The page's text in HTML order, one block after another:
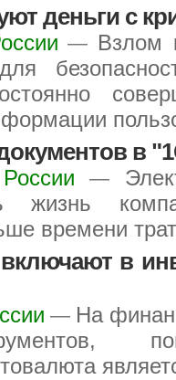
деньги с
— Взлом
в
—
жизнь
времени
в
— На